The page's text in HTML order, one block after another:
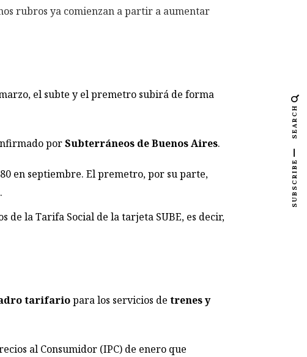
rubros ya comienzan a partir a aumentar
el subte y el premetro subirá de forma
porSubterráneos de Buenos Aires.
en septiembre. El premetro, por su parte,
de la Tarifa Social de la tarjeta SUBE, es decir,
tarifariopara los servicios de trenes y
al Consumidor (IPC) de enero que
SEARCH
SUBSCRIBE